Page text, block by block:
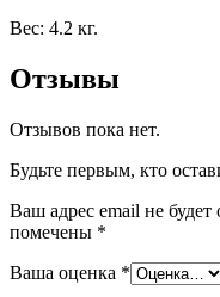
Вес: 4.2 кг.
Отзывы
Отзывов пока нет.
Будьте первым, кто
Ваш адрес email не будет
помечены *
Ваша оценка *